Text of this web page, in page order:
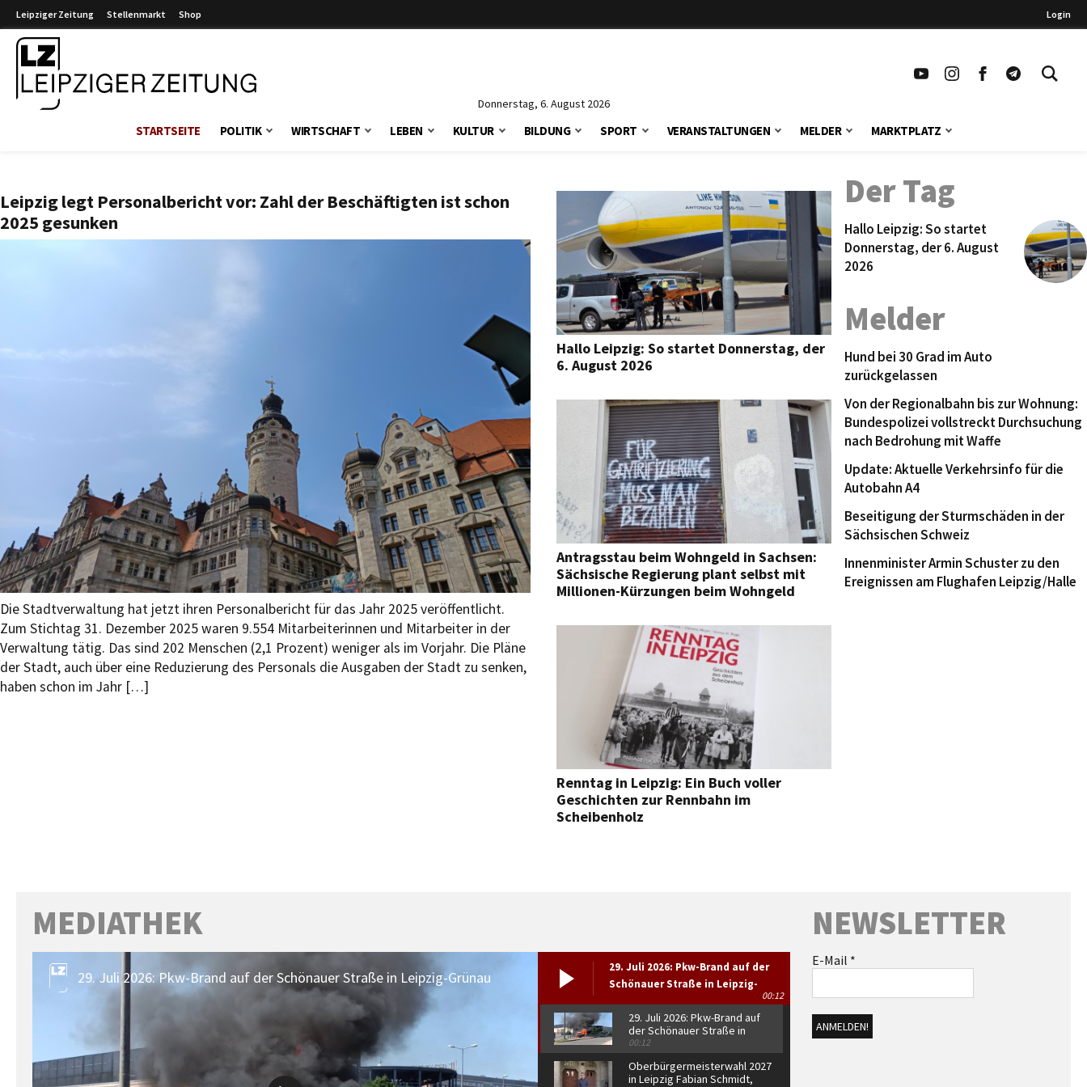
Leipziger Zeitung Stellenmarkt Shop Login
Donnerstag, 6. August 2026
STARTSEITE POLITIK WIRTSCHAFT LEBEN KULTUR BILDUNG SPORT VERANSTALTUNGEN MELDER MARKTPLATZ
Leipzig legt Personalbericht vor: Zahl der Beschäftigten ist schon
2025 gesunken
Die Stadtverwaltung hat jetzt ihren Personalbericht für das Jahr 2025 veröffentlicht.
Zum Stichtag 31. Dezember 2025 waren 9.554 Mitarbeiterinnen und Mitarbeiter in der
Verwaltung tätig. Das sind 202 Menschen (2,1 Prozent) weniger als im Vorjahr. Die Pläne
der Stadt, auch über eine Reduzierung des Personals die Ausgaben der Stadt zu senken,
haben schon im Jahr […]
Hallo Leipzig: So startet Donnerstag, der
6. August 2026
Antragsstau beim Wohngeld in Sachsen:
Sächsische Regierung plant selbst mit
Millionen-Kürzungen beim Wohngeld
Renntag in Leipzig: Ein Buch voller
Geschichten zur Rennbahn im
Scheibenholz
Der Tag
Hallo Leipzig: So startet
Donnerstag, der 6. August
2026
Melder
Hund bei 30 Grad im Auto
zurückgelassen
Von der Regionalbahn bis zur Wohnung:
Bundespolizei vollstreckt Durchsuchung
nach Bedrohung mit Waffe
Update: Aktuelle Verkehrsinfo für die
Autobahn A4
Beseitigung der Sturmschäden in der
Sächsischen Schweiz
Innenminister Armin Schuster zu den
Ereignissen am Flughafen Leipzig/Halle
MEDIATHEK
29. Juli 2026: Pkw-Brand auf der Schönauer Straße in Leipzig-Grünau
29. Juli 2026: Pkw-Brand auf der
Schönauer Straße in Leipzig-
00:12
29. Juli 2026: Pkw-Brand auf
der Schönauer Straße in
Leipzig-Grünau
00:12
Oberbürgermeisterwahl 2027
in Leipzig Fabian Schmidt,
NEWSLETTER
E-Mail *